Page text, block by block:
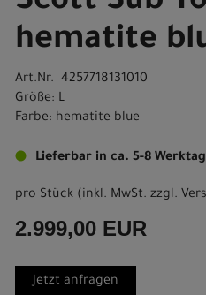
hematite
Art.Nr. 4257718131010
Größe: L
Farbe: hematite blue
Lieferbar in ca. 5-8
pro Stück (inkl. MwSt. zzgl.
2.999,00 EUR
Jetzt anfragen